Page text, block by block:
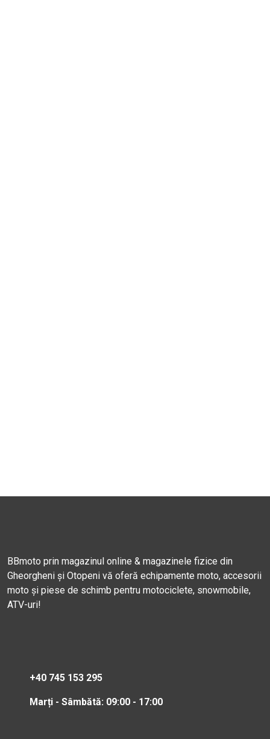
BBmoto prin magazinul online & magazinele fizice din
Gheorgheni și Otopeni vă oferă echipamente moto, accesorii
moto și piese de schimb pentru motociclete, snowmobile,
ATV-uri!
+40 745 153 295
Marți - Sâmbătă: 09:00 - 17:00